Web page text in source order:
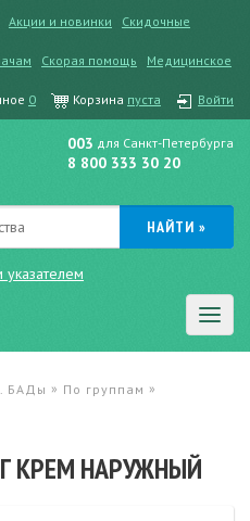
Акции и новинки
Скидочные
Скорая помощь
Медицинское
0 Корзина пуста Войти
003 для Санкт-Петербурга
8 800 333 30 20
БАДы » По группам »
КРЕМ НАРУЖНЫЙ